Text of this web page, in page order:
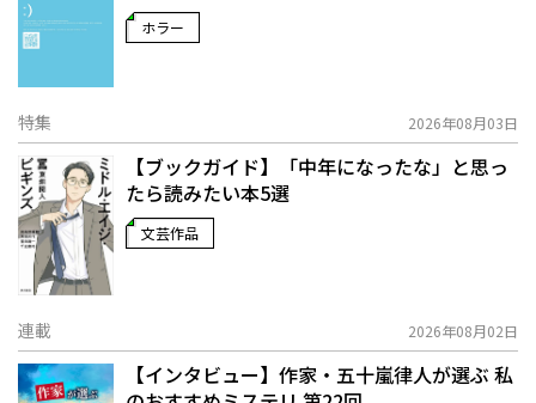
ホラー
特集 2026年08月03日
【ブックガイド】「中年になったな」と思っ
たら読みたい本5選
文芸作品
連載 2026年08月02日
【インタビュー】作家・五十嵐律人が選ぶ 私